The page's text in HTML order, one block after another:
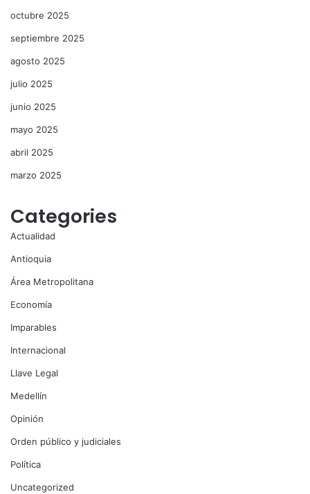
octubre 2025
septiembre 2025
agosto 2025
julio 2025
junio 2025
mayo 2025
abril 2025
marzo 2025
Categories
Actualidad
Antioquia
Área Metropolitana
Economía
Imparables
Internacional
Llave Legal
Medellín
Opinión
Orden público y judiciales
Política
Uncategorized